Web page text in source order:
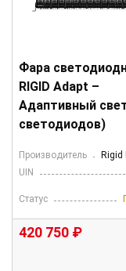
Фара
RIGID Adapt –
Адаптивный
светодиодов)
Производитель
Rigid
UIN
Статус
420 750 ₽